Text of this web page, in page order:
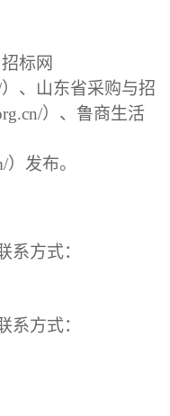
标网
）、山东省采购与招
） 、鲁商生活
） 发布。
系方式：
系方式：